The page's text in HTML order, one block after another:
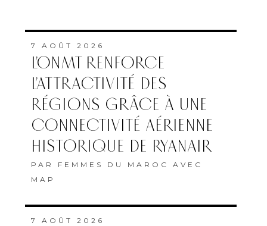
7 AOÛT 2026
L’ONMT RENFORCE
L’ATTRACTIVITÉ DES
RÉGIONS GRÂCE À UNE
CONNECTIVITÉ AÉRIENNE
HISTORIQUE DE RYANAIR
PAR FEMMES DU MAROC AVEC
MAP
7 AOÛT 2026